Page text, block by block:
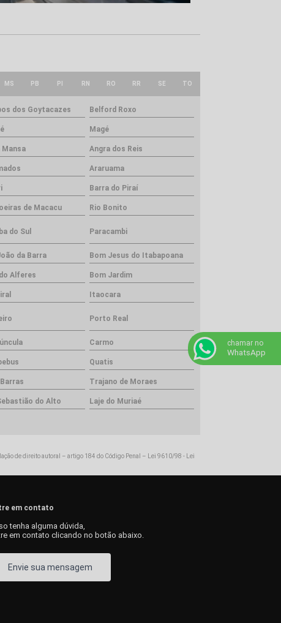
MS PB PI RN RO RR SE TO
dos Goytacazes Belford Roxo
Magé
Mansa Angra dos Reis
Araruama
Barra do Piraí
de Macacu Rio Bonito
do Sul Paracambi
da Barra Bom Jesus do Itabapoana
Alferes Bom Jardim
Itaocara
Porto Real
Carmo
Quatis
Trajano de Moraes
do Alto Laje do Muriaé
de direito autoral – artigo 184 do Código Penal –
Lei 9610/98 - Lei
em contato
tenha alguma dúvida,
em contato clicando no botão abaixo.
Envie sua mensagem
chamar no
WhatsApp